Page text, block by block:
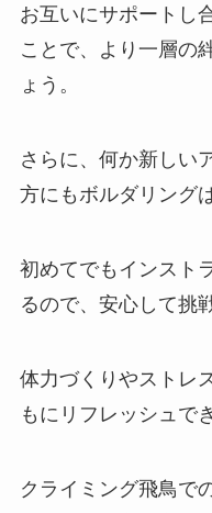
お互いにサポートし
ことで、より一層の
ょう。
さらに、何か新しい
方にもボルダリング
初めてでもインスト
るので、安心して挑
体力づくりやストレ
もにリフレッシュで
クライミング飛鳥で